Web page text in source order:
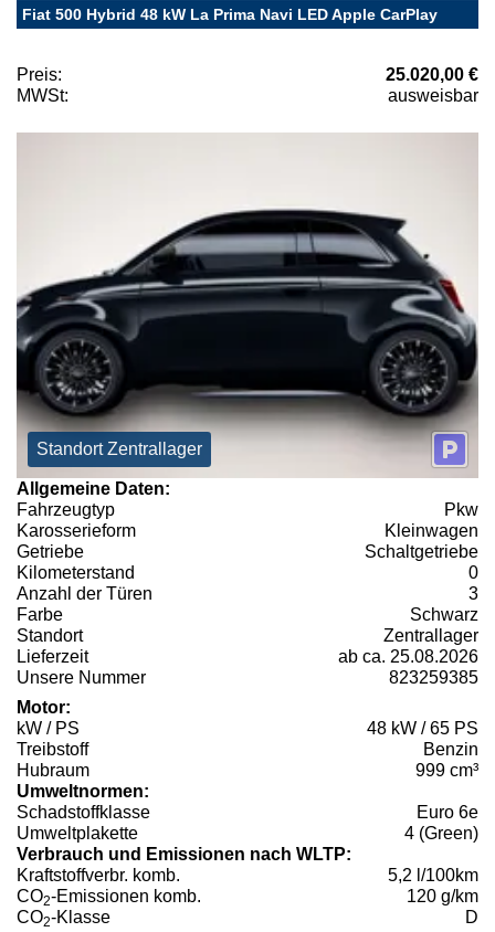
Fiat 500 Hybrid 48 kW La Prima Navi LED Apple CarPlay
Preis:
25.020,00 €
MWSt:
ausweisbar
Standort Zentrallager
Allgemeine Daten:
Fahrzeugtyp
Pkw
Karosserieform
Kleinwagen
Getriebe
Schaltgetriebe
Kilometerstand
0
Anzahl der Türen
3
Farbe
Schwarz
Standort
Zentrallager
Lieferzeit
ab ca. 25.08.2026
Unsere Nummer
823259385
Motor:
kW / PS
48 kW / 65 PS
Treibstoff
Benzin
Hubraum
999 cm³
Umweltnormen:
Schadstoffklasse
Euro 6e
Umweltplakette
4 (Green)
Verbrauch und Emissionen nach WLTP:
Kraftstoffverbr. komb.
5,2 l/100km
CO2-Emissionen komb.
120 g/km
CO2-Klasse D